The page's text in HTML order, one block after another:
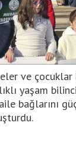
ve
yaşam
bağlarını